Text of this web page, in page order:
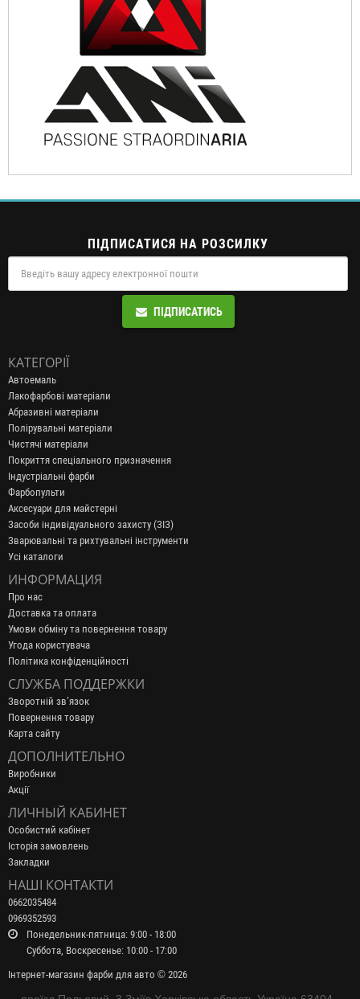
ПІДПИСАТИСЯ НА РОЗСИЛКУ
ПІДПИСАТИСЬ
КАТЕГОРІЇ
Автоемаль
Лакофарбові матеріали
Абразивні матеріали
Полірувальні матеріали
Чистячі матеріали
Покриття спеціального призначення
Індустріальні фарби
Фарбопульти
Аксесуари для майстерні
Засоби індивідуального захисту (ЗІЗ)
Зварювальні та рихтувальні інструменти
Усі каталоги
ИНФОРМАЦИЯ
Про нас
Доставка та оплата
Умови обміну та повернення товару
Угода користувача
Політика конфіденційності
СЛУЖБА ПОДДЕРЖКИ
Зворотній зв’язок
Повернення товару
Карта сайту
ДОПОЛНИТЕЛЬНО
Виробники
Акції
ЛИЧНЫЙ КАБИНЕТ
Особистий кабінет
Історія замовлень
Закладки
НАШІ КОНТАКТИ
0662035484
0969352593
Понедельник-пятница: 9:00 - 18:00
Суббота, Воскресенье: 10:00 - 17:00
Інтернет-магазин фарби для авто © 2026